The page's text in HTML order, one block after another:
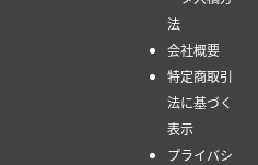
法
会社概要
特定商取引
法に基づく
表示
プライバシ